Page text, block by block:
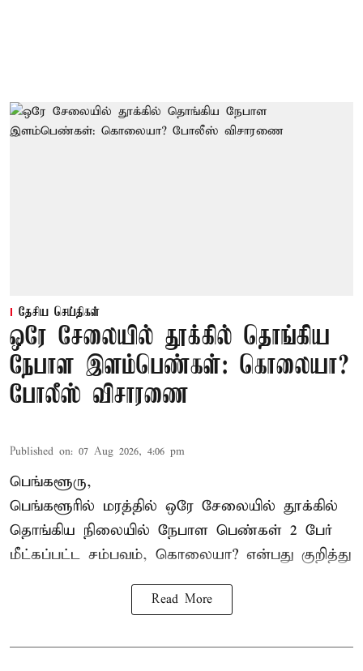
தேசிய செய்திகள்
ஒரே சேலையில் தூக்கில் தொங்கிய
நேபாள இளம்பெண்கள்: கொலையா?
போலீஸ் விசாரணை
Published on: 07 Aug 2026, 4:06 pm
பெங்களூரு,
பெங்களூரில் மரத்தில் ஒரே சேலையில் தூக்கில்
தொங்கிய நிலையில் நேபாள பெண்கள் 2 பேர்
மீட்கப்பட்ட சம்பவம், கொலையா? என்பது குறித்து
Read More